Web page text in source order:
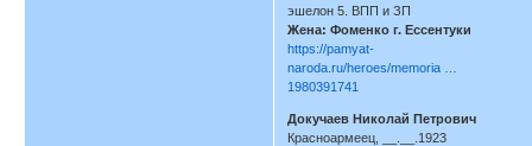
эшелон 5. ВПП и ЗП
Жена: Фоменко г. Ессентуки
https://pamyat-
naroda.ru/heroes/memoria …
1980391741
Докучаев Николай Петрович
Красноармеец, __.__.1923